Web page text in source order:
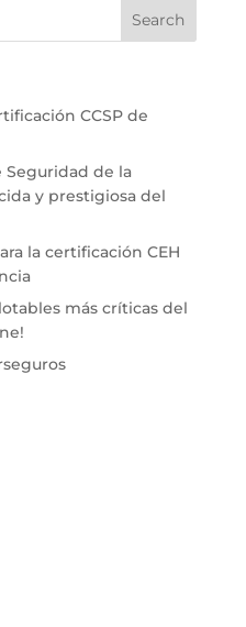
CCSP de
Seguridad de la
y prestigiosa del
la certificación CEH
más críticas del